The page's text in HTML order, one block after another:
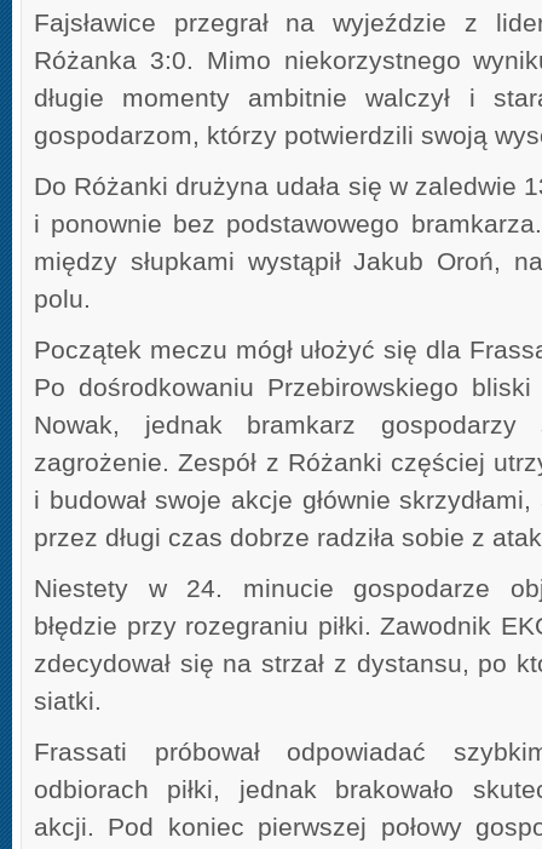
Fajsławice przegrał na wyjeździe z
Różanka 3:0. Mimo niekorzystnego
długie momenty ambitnie walczył i
gospodarzom, którzy potwierdzili swoją
Do Różanki drużyna udała się w zaledwie
i ponownie bez podstawowego
między słupkami wystąpił Jakub Oroń,
polu.
Początek meczu mógł ułożyć się dla
Po dośrodkowaniu Przebirowskiego
Nowak, jednak bramkarz gospodarzy
zagrożenie. Zespół z Różanki częściej
i budował swoje akcje głównie
przez długi czas dobrze radziła sobie z
Niestety w 24. minucie gospodarze
błędzie przy rozegraniu piłki. Zawodnik
zdecydował się na strzał z dystansu, po
siatki.
Frassati próbował odpowiadać
odbiorach piłki, jednak brakowało
akcji. Pod koniec pierwszej połowy